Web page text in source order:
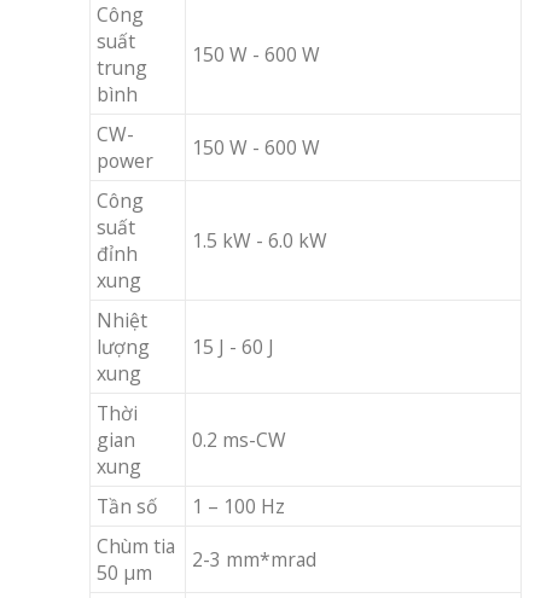
Công
suất
trung
bình
150 W - 600 W
CW-
power
150 W - 600 W
Công
suất
đỉnh
xung
1.5 kW - 6.0 kW
Nhiệt
lượng
xung
15 J - 60 J
Thời
gian
xung
0.2 ms-CW
Tần số
1 – 100 Hz
Chùm tia
50 µm
2-3 mm*mrad